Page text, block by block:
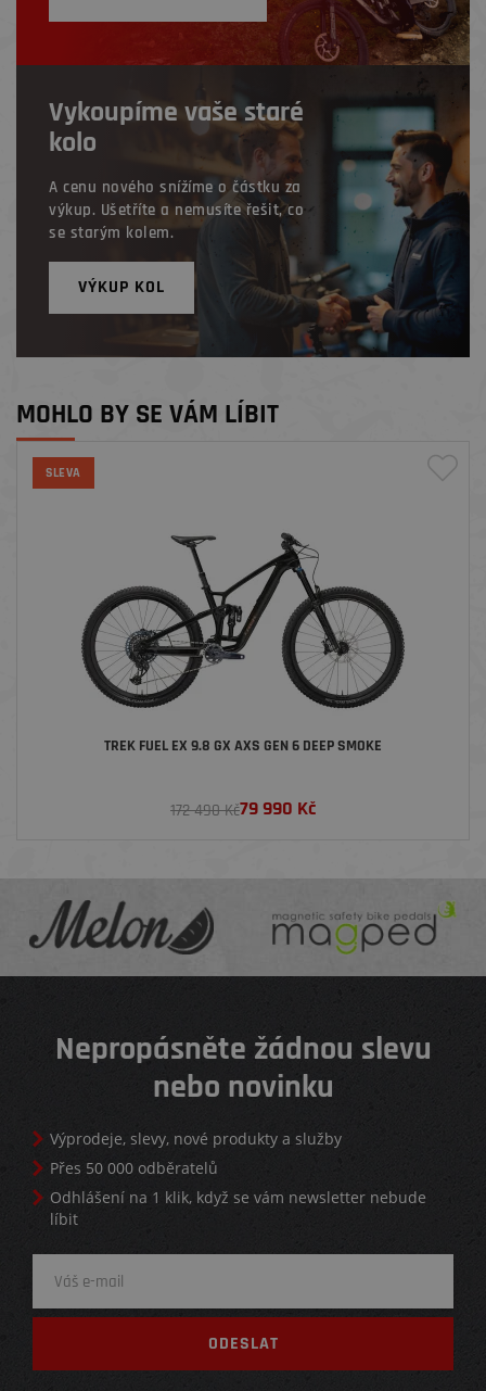
Vykoupíme vaše staré
kolo
A cenu nového snížíme o částku za
výkup. Ušetříte a nemusíte řešit, co
se starým kolem.
VÝKUP KOL
MOHLO BY SE VÁM LÍBIT
SLEVA
TREK FUEL EX 9.8 GX AXS GEN 6 DEEP SMOKE
172 490 Kč79 990 Kč
Nepropásněte žádnou slevu
nebo novinku
Výprodeje, slevy, nové produkty a služby
Přes 50 000 odběratelů
Odhlášení na 1 klik, když se vám newsletter nebude
líbit